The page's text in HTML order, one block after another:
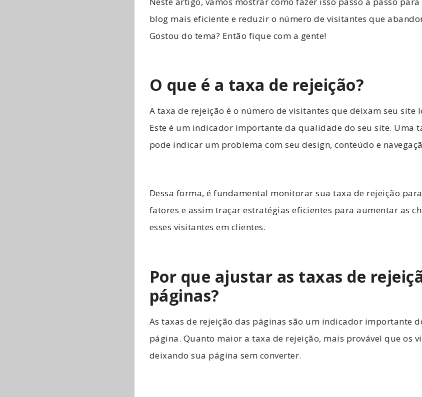
blog mais eficiente e reduzir o número de visitantes que
Gostou do tema? Então fique com a gente!
O que é a taxa de rejeição?
A taxa de rejeição é o número de visitantes que deixam seu site
Este é um indicador importante da qualidade do seu site. Uma
pode indicar um problema com seu design, conteúdo e
Dessa forma, é fundamental monitorar sua taxa de rejeição
fatores e assim traçar estratégias eficientes para aumentar as
esses visitantes em clientes.
Por que ajustar as taxas de
páginas?
As taxas de rejeição das páginas são um indicador importante
página. Quanto maior a taxa de rejeição, mais provável que os
deixando sua página sem converter.